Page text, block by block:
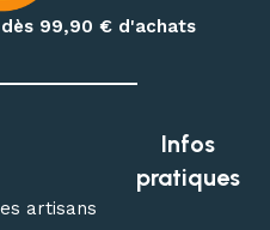
hamacs, moustiquaires,
de canyoning, de
partout à La Réunion.
99,90 € d'achats
Infos
pratiques
artisans